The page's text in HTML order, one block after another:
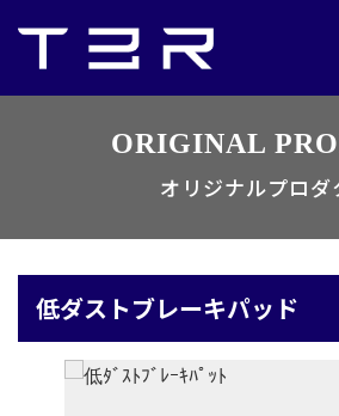
ORIGINAL
オリジナルプロダ
低ダストブレーキパッド